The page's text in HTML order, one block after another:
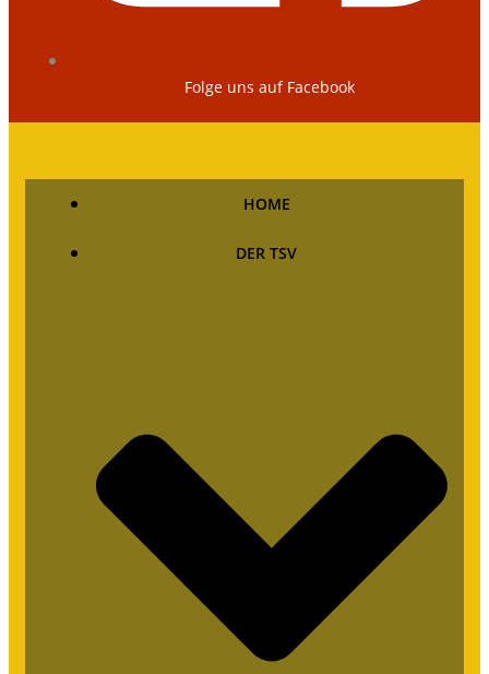
Folge uns auf Facebook
HOME
DER TSV